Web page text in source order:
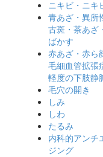
ニキビ・ニキ
青あざ・異所
古斑・茶あざ
ばかす
赤あざ・赤ら
毛細血管拡張
軽度の下肢静
毛穴の開き
しみ
しわ
たるみ
内科的アンチ
ジング